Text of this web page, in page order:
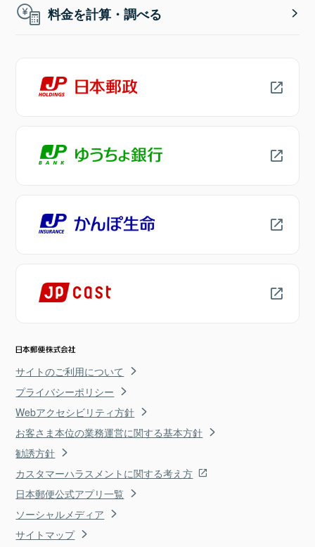
料金を計算・調べる
サイトのご利用について
プライバシーポリシー
Webアクセシビリティ方針
お客さま本位の業務運営に関する基本方針
勧誘方針
カスタマーハラスメントに関する考え方
日本郵便公式アプリ一覧
ソーシャルメディア
サイトマップ